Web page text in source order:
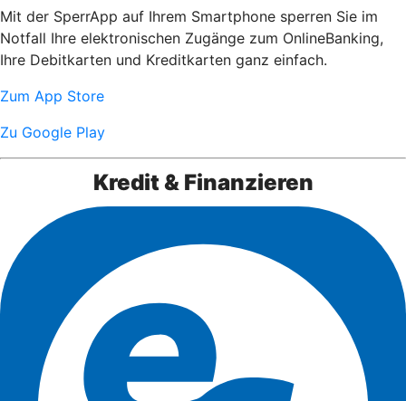
Mit der SperrApp auf Ihrem Smartphone sperren Sie im
Notfall Ihre elektronischen Zugänge zum OnlineBanking,
Ihre Debitkarten und Kreditkarten ganz einfach.
Zum App Store
Zu Google Play
Kredit & Finanzieren